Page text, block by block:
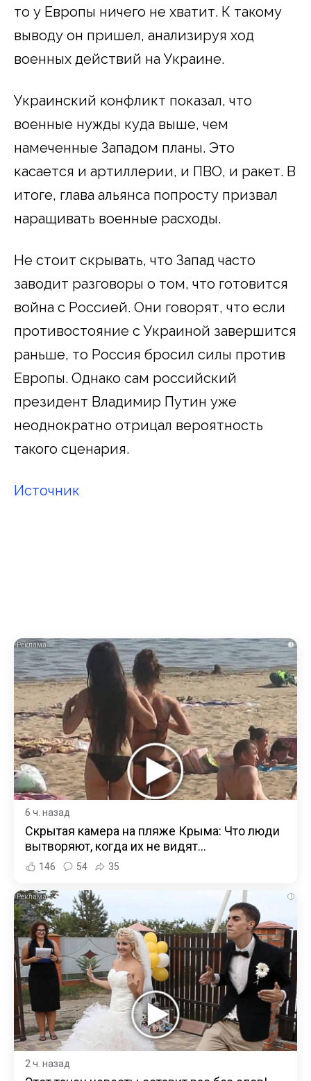
то у Европы ничего не хватит. К такому
выводу он пришел, анализируя ход
военных действий на Украине.
Украинский конфликт показал, что
военные нужды куда выше, чем
намеченные Западом планы. Это
касается и артиллерии, и ПВО, и ракет. В
итоге, глава альянса попросту призвал
наращивать военные расходы.
Не стоит скрывать, что Запад часто
заводит разговоры о том, что готовится
война с Россией. Они говорят, что если
противостояние с Украиной завершится
раньше, то Россия бросил силы против
Европы. Однако сам российский
президент Владимир Путин уже
неоднократно отрицал вероятность
такого сценария.
Источник
i
6 ч. назад
Скрытая камера на пляже Крыма: Что люди
вытворяют, когда их не видят...
146 54 35
i
2 ч. назад